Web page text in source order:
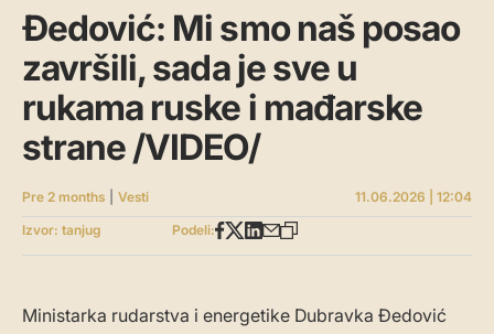
Đedović: Mi smo naš posao
završili, sada je sve u
rukama ruske i mađarske
strane /VIDEO/
Pre 2 months Vesti
11.06.2026 | 12:04
Izvor: tanjug
Podeli:
Ministarka rudarstva i energetike Dubravka Đedović